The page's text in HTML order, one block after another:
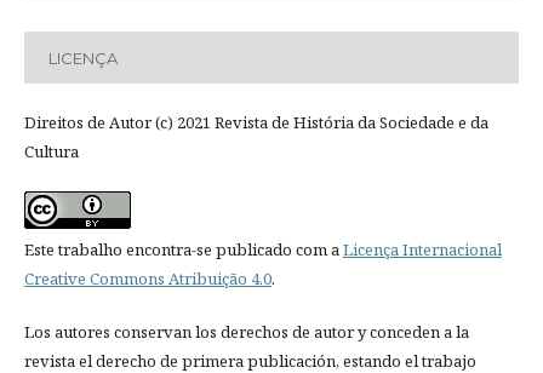
LICENÇA
Direitos de Autor (c) 2021 Revista de História da Sociedade e da
Cultura
Este trabalho encontra-se publicado com a Licença Internacional
Creative Commons Atribuição 4.0.
Los autores conservan los derechos de autor y conceden a la
revista el derecho de primera publicación, estando el trabajo